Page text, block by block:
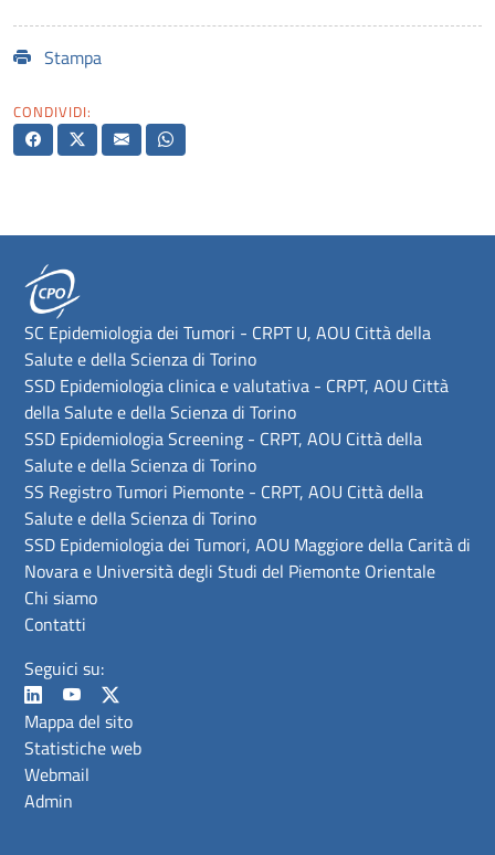
Stampa
CONDIVIDI:
SC Epidemiologia dei Tumori - CRPT U, AOU Città della
Salute e della Scienza di Torino
SSD Epidemiologia clinica e valutativa - CRPT, AOU Città
della Salute e della Scienza di Torino
SSD Epidemiologia Screening - CRPT, AOU Città della
Salute e della Scienza di Torino
SS Registro Tumori Piemonte - CRPT, AOU Città della
Salute e della Scienza di Torino
SSD Epidemiologia dei Tumori, AOU Maggiore della Carità di
Novara e Università degli Studi del Piemonte Orientale
Chi siamo
Contatti
Seguici su:
Mappa del sito
Statistiche web
Webmail
Admin